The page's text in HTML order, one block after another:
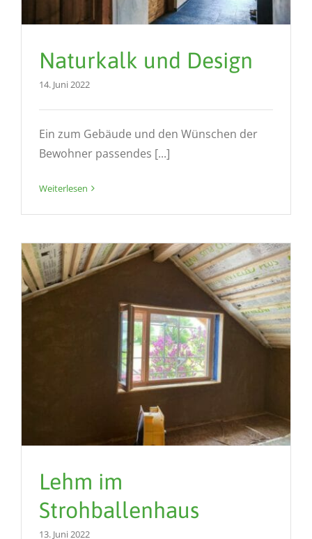
Naturkalk und Design
14. Juni 2022
Ein zum Gebäude und den Wünschen der
Bewohner passendes [...]
Weiterlesen
Lehm im
Strohballenhaus
13. Juni 2022